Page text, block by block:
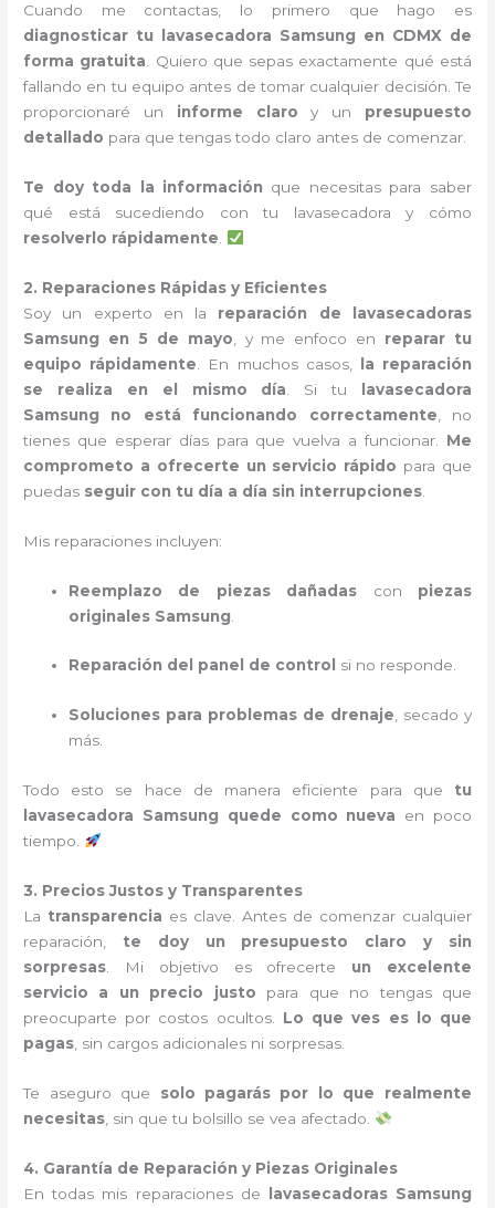
Cuando me contactas, lo primero que hago es
diagnosticar tu lavasecadora Samsung en CDMX de
forma gratuita . Quiero que sepas exactamente qué está
fallando en tu equipo antes de tomar cualquier decisión. Te
proporcionaré un informe claro y un presupuesto
detallado para que tengas todo claro antes de comenzar.
Te doy toda la información que necesitas para saber
qué está sucediendo con tu lavasecadora y cómo
resolverlo rápidamente
2. Reparaciones Rápidas y Eficientes
Soy un experto en la reparación de lavasecadoras
Samsung en 5 de mayo , y me enfoco en reparar tu
equipo rápidamente . En muchos casos,
la reparación
se realiza en el mismo día . Si tu
lavasecadora
Samsung no está funcionando correctamente , no
tienes que esperar días para que vuelva a funcionar. Me
comprometo a ofrecerte un servicio rápido para que
puedas seguir con tu día a día sin interrupciones
Mis reparaciones incluyen:
Reemplazo de piezas dañadas con piezas
originales Samsung
Reparación del panel de control si no responde.
Soluciones para problemas de drenaje, secado y
más.
Todo esto se hace de manera eficiente para que tu
lavasecadora Samsung quede como nueva en poco
tiempo.
3. Precios Justos y Transparentes
La transparencia es clave. Antes de comenzar cualquier
reparación, te doy un presupuesto claro y sin
sorpresas . Mi objetivo es ofrecerte un excelente
servicio a un precio justo para que no tengas que
preocuparte por costos ocultos. Lo que ves es lo que
pagas , sin cargos adicionales ni sorpresas.
Te aseguro que solo pagarás por lo que realmente
necesitas , sin que tu bolsillo se vea afectado.
4. Garantía de Reparación y Piezas Originales
En todas mis reparaciones de
lavasecadoras Samsung